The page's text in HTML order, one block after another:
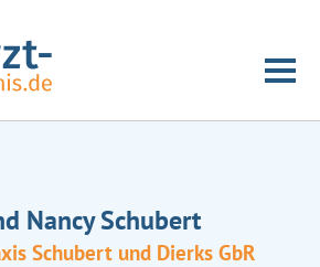
Nancy Schubert
Schubert und Dierks GbR